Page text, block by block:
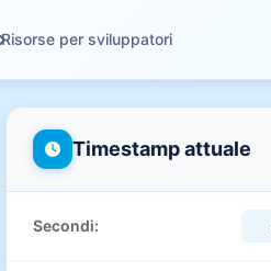
Risorse per sviluppatori
Timestamp attuale
Secondi: